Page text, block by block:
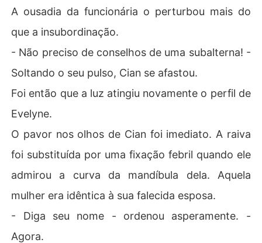
A ousadia da funcionária o perturbou mais do
que a insubordinação.
- Não preciso de conselhos de uma subalterna! -
Soltando o seu pulso, Cian se afastou.
Foi então que a luz atingiu novamente o perfil de
Evelyne.
O pavor nos olhos de Cian foi imediato. A raiva
foi substituída por uma fixação febril quando ele
admirou a curva da mandíbula dela. Aquela
mulher era idêntica à sua falecida esposa.
- Diga seu nome - ordenou asperamente. -
Agora.